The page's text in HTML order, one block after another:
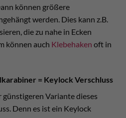
können größere
werden. Dies kann z.B.
die zu nahe in Ecken
können auch Klebehaken oft in
= Keylock Verschluss
Variante dieses
Denn es ist ein Keylock